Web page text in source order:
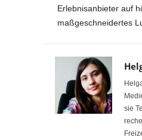
Erlebnisanbieter auf
maßgeschneidertes
sie